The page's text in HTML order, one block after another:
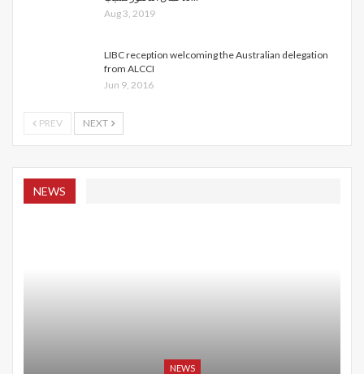
Aug 3, 2019
LIBC reception welcoming the Australian delegation
from ALCCI
Jun 9, 2016
PREV NEXT
NEWS
NEWS